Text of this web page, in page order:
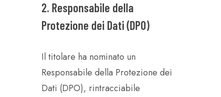
2. Responsabile della
Protezione dei Dati (DPO)
Il titolare ha nominato un
Responsabile della Protezione dei
Dati (DPO), rintracciabile